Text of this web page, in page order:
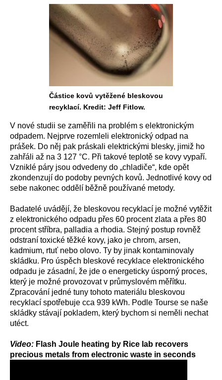
Částice kovů vytěžené bleskovou
recyklací. Kredit: Jeff Fitlow.
V nové studii se zaměřili na problém s elektronickým
odpadem. Nejprve rozemleli elektronický odpad na
prášek. Do něj pak práskali elektrickými blesky, jimiž ho
zahřáli až na 3 127 °C. Při takové teplotě se kovy vypaří.
Vzniklé páry jsou odvedeny do „chladiče“, kde opět
zkondenzují do podoby pevných kovů. Jednotlivé kovy od
sebe nakonec oddělí běžně používané metody.
Badatelé uvádějí, že bleskovou recyklací je možné vytěžit
z elektronického odpadu přes 60 procent zlata a přes 80
procent stříbra, palladia a rhodia. Stejný postup rovněž
odstraní toxické těžké kovy, jako je chrom, arsen,
kadmium, rtuť nebo olovo. Ty by jinak kontaminovaly
skládku. Pro úspěch bleskové recyklace elektronického
odpadu je zásadní, že jde o energeticky úsporný proces,
který je možné provozovat v průmyslovém měřítku.
Zpracování jedné tuny tohoto materiálu bleskovou
recyklací spotřebuje cca 939 kWh. Podle Tourse se naše
skládky stávají pokladem, který bychom si neměli nechat
utéct.
Video: Flash Joule heating by Rice lab recovers
precious metals from electronic waste in seconds